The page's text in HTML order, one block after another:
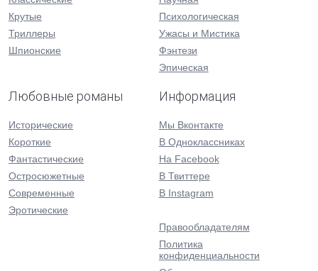
Крутые
Триллеры
Шпионские
Психологическая
Ужасы и Мистика
Фэнтези
Эпическая
Любовные романы
Исторические
Короткие
Фантастические
Остросюжетные
Современные
Эротические
Информация
Мы Вконтакте
В Одноклассниках
На Facebook
В Твиттере
В Instagram
Правообладателям
Политика
конфиденциальности